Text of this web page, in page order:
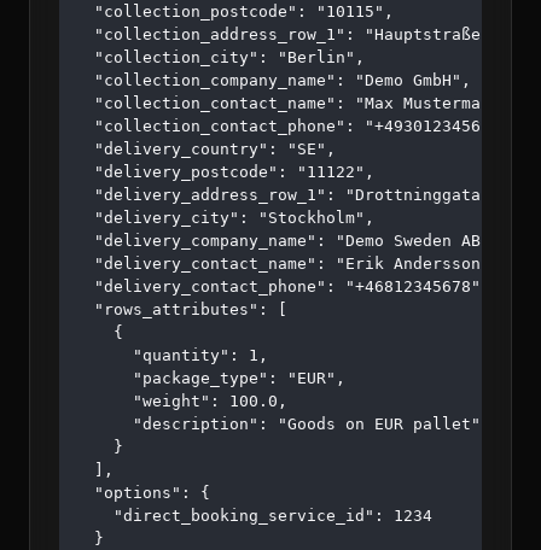
  "collection_postcode": "10115",
  "collection_address_row_1": "Hauptstraße 123",
  "collection_city": "Berlin",
  "collection_company_name": "Demo GmbH",
  "collection_contact_name": "Max Mustermann",
  "collection_contact_phone": "+4930123456",
  "delivery_country": "SE",
  "delivery_postcode": "11122",
  "delivery_address_row_1": "Drottninggatan 45",
  "delivery_city": "Stockholm",
  "delivery_company_name": "Demo Sweden AB",
  "delivery_contact_name": "Erik Andersson",
  "delivery_contact_phone": "+46812345678",
  "rows_attributes": [
    {
      "quantity": 1,
      "package_type": "EUR",
      "weight": 100.0,
      "description": "Goods on EUR pallet"
    }
  ],
  "options": {
    "direct_booking_service_id": 1234
  }